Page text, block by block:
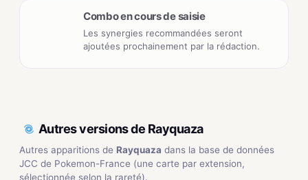
Combo en cours de saisie
Les synergies recommandées seront
ajoutées prochainement par la rédaction.
Autres versions de Rayquaza
Autres apparitions de Rayquaza dans la base de données
JCC de Pokemon-France (une carte par extension,
sélectionnée selon la rareté).